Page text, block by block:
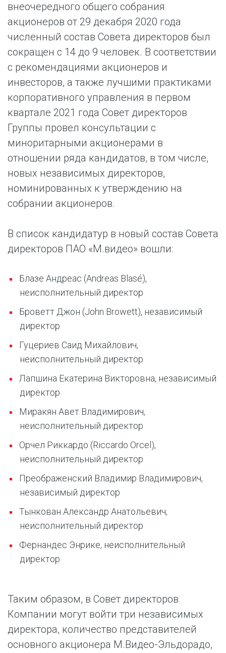
внеочередного общего собрания
акционеров от 29 декабря 2020 года
численный состав Совета директоров был
сокращен с 14 до 9 человек. В соответствии
с рекомендациями акционеров и
инвесторов, а также лучшими практиками
корпоративного управления в первом
квартале 2021 года Совет директоров
Группы провел консультации с
миноритарными акционерами в
отношении ряда кандидатов, в том числе,
новых независимых директоров,
номинированных к утверждению на
собрании акционеров.
В список кандидатур в новый состав Совета
директоров ПАО «М.видео» вошли:
Блазе Андреас (Andreas Blasé),
неисполнительный директор
Броветт Джон (John Browett), независимый
директор
Гуцериев Саид Михайлович,
неисполнительный директор
Лапшина Екатерина Викторовна, независимый
директор
Миракян Авет Владимирович,
неисполнительный директор
Орчел Риккардо (Riccardo Orcel),
неисполнительный директор
Преображенский Владимир Владимирович,
независимый директор
Тынкован Александр Анатольевич,
неисполнительный директор
Фернандес Энрике, неисполнительный
директор
Таким образом, в Совет директоров
Компании могут войти три независимых
директора, количество представителей
основного акционера М.Видео-Эльдорадо,